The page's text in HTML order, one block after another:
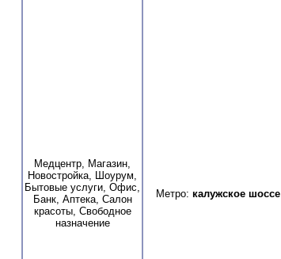
Медцентр, Магазин,
Новостройка, Шоурум,
Бытовые услуги, Офис,
Банк, Аптека, Салон
красоты, Свободное
назначение
Метро: калужское шоссе